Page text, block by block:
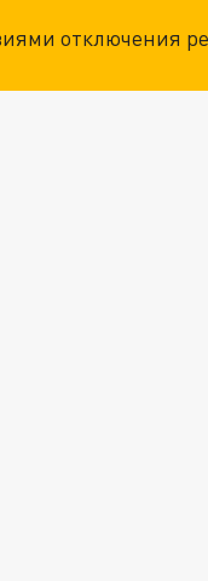
отключения